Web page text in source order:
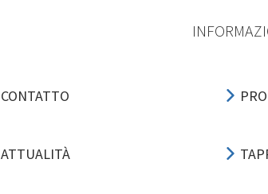
CONTATTO
ATTUALITÀ